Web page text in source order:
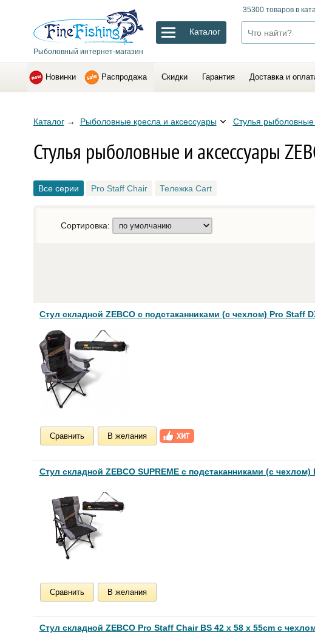
Рыболовный интернет-магазин
Каталог
35300 товаров в
Новинки Распродажа Скидки Гарантия Доставка и
Каталог→ Рыболовные кресла и аксессуары Стулья
Стулья рыболовные и аксессуары
Все серии Pro Staff Chair Тележка Cart
Сортировка:
Стул складной ZEBCO с подстаканниками (с чехлом) Pro Staff
Сравнить В желания
Стул складной ZEBCO SUPREME с подстаканниками (с чехлом)
Сравнить В желания
Стул складной ZEBCO Pro Staff Chair BS 42 x 58 x 55cm с